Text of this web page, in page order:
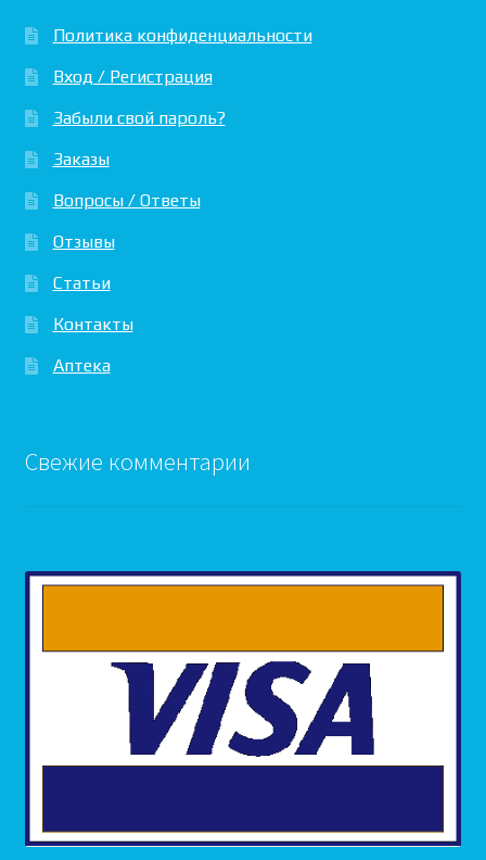
Политика конфиденциальности
Вход / Регистрация
Забыли свой пароль?
Заказы
Вопросы / Ответы
Отзывы
Статьи
Контакты
Аптека
Свежие комментарии